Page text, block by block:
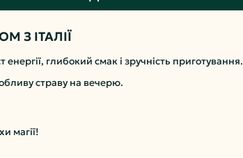
З ІТАЛІЇ
глибокий смак і зручність приготування.
страву на вечерю.
магії!